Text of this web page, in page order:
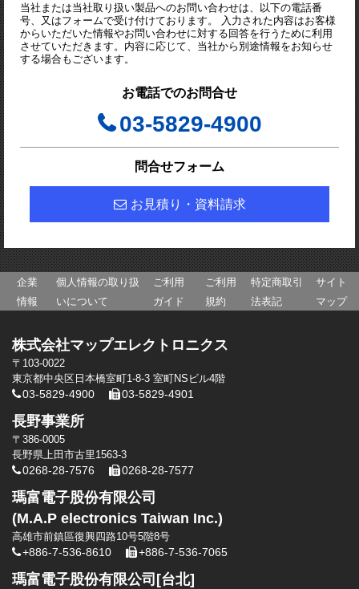
当社または当社取り扱い製品へのお問い合わせは、以下の電話番
号、又はフォームで受け付けております。 入力された内容はお客様
からいただいた情報やお問い合わせに対する回答を行うために利用
させていただきます。内容に応じて、当社から別途情報をお知らせ
する場合もございます。
お電話でのお問合せ
03-5829-4900
問合せフォーム
お見積り・資料請求
企業
情報
個人情報の取り扱
いについて
ご利用
ガイド
ご利用
規約
特定商取引
法表記
サイト
マップ
株式会社マップエレクトロニクス
〒103-0022
東京都中央区日本橋室町1-8-3 室町NSビル4階
03-5829-4900 03-5829-4901
長野事業所
〒386-0005
長野県上田市古里1563-3
0268-28-7576 0268-28-7577
瑪富電子股份有限公司
(M.A.P electronics Taiwan Inc.)
高雄市前鎮區復興四路10号5階8号
+886-7-536-8610 +886-7-536-7065
瑪富電子股份有限公司[台北]